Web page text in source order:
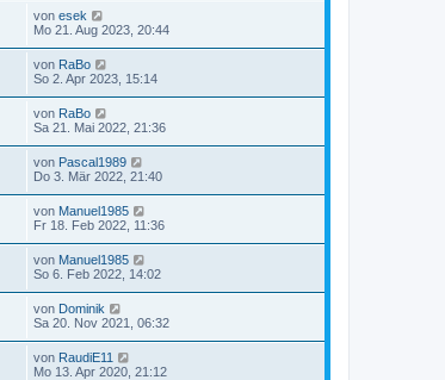
von esek
Mo 21. Aug 2023, 20:44
von RaBo
So 2. Apr 2023, 15:14
von RaBo
Sa 21. Mai 2022, 21:36
von Pascal1989
Do 3. Mär 2022, 21:40
von Manuel1985
Fr 18. Feb 2022, 11:36
von Manuel1985
So 6. Feb 2022, 14:02
von Dominik
Sa 20. Nov 2021, 06:32
von RaudiE11
Mo 13. Apr 2020, 21:12